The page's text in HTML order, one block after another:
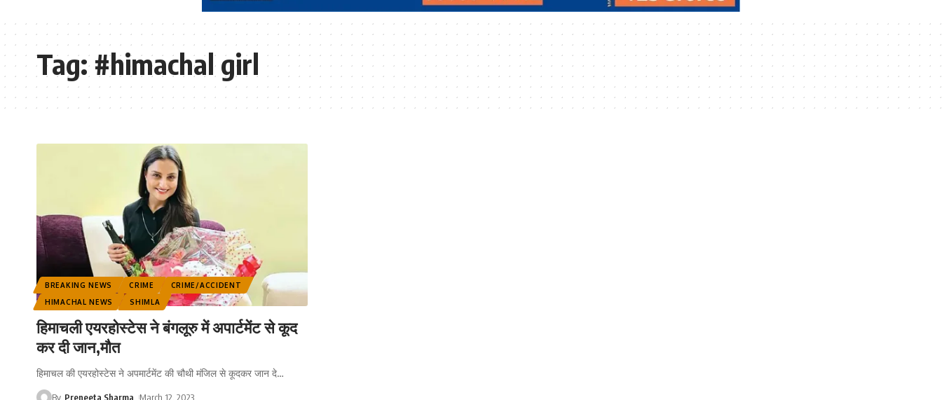
Tag:#himachal girl
BREAKING NEWS CRIME
CRIME/ACCIDENT
HIMACHAL NEWS
SHIMLA
हिमाचली एयरहोस्टेस ने बंगलूरु में अपार्टमेंट से कूद
कर दी जान,मौत
हिमाचल की एयरहोस्टेस ने अपमार्टमेंट की चौथी मंजिल से कूदकर जान दे…
By Preneeta Sharma March 12, 2023